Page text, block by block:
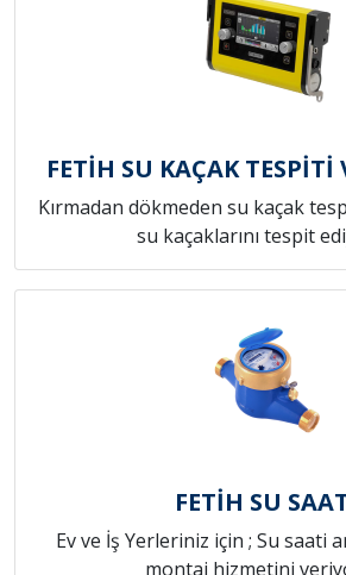
FETİH SU KAÇAK
Kırmadan dökmeden su kaçak
su kaçaklarını tespit
FETİH SU
Ev ve İş Yerleriniz için ; Su saati
montaj hizmetini